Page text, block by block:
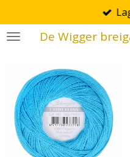
direct
naar
hoofdinhoud
De Wigger